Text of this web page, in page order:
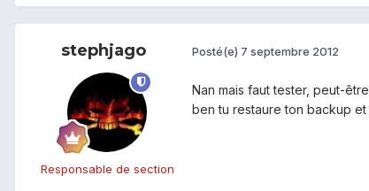
stephjago
Responsable de section
Posté(e) 7 septembre 2012
Nan mais faut tester, peut-
ben tu restaure ton backup